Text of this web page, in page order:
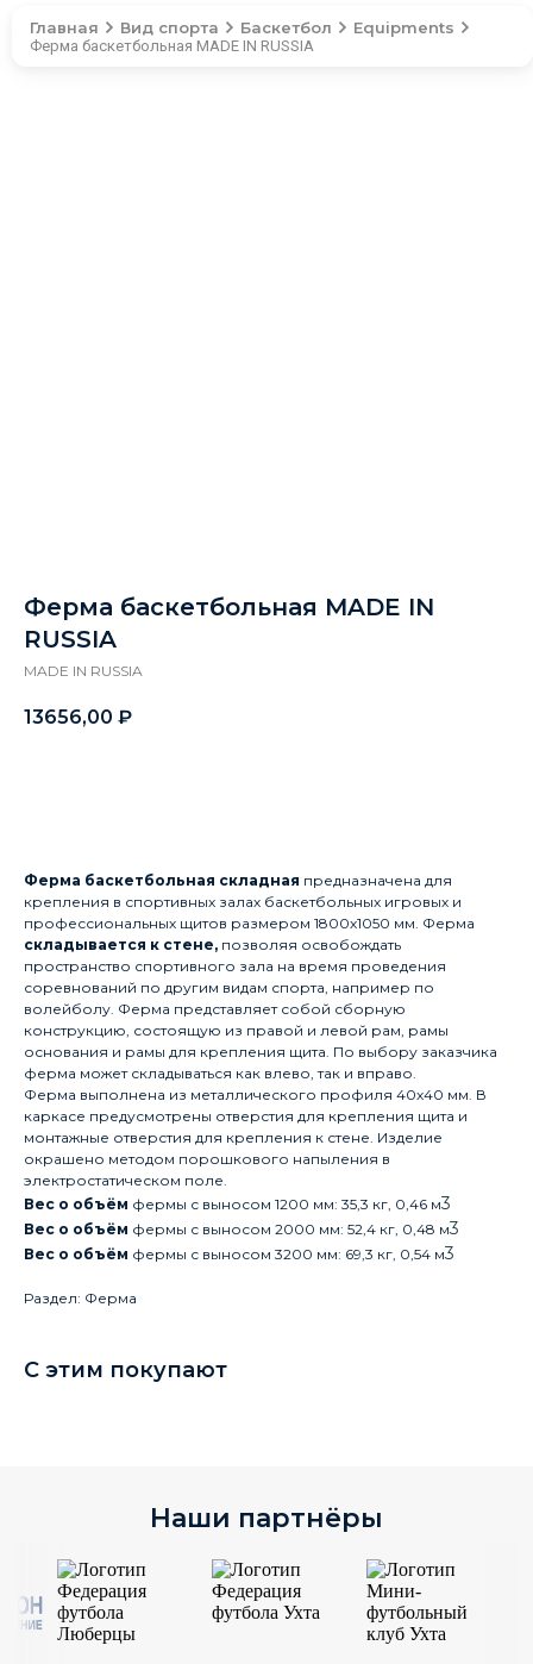
Главная Вид спорта Баскетбол Equipments
Ферма баскетбольная MADE IN RUSSIA
Ферма баскетбольная MADE IN
RUSSIA
MADE IN RUSSIA
13656,00 ₽
Ферма баскетбольная складная предназначена для
крепления в спортивных залах баскетбольных игровых и
профессиональных щитов размером 1800х1050 мм. Ферма
складывается к стене, позволяя освобождать
пространство спортивного зала на время проведения
соревнований по другим видам спорта, например по
волейболу. Ферма представляет собой сборную
конструкцию, состоящую из правой и левой рам, рамы
основания и рамы для крепления щита. По выбору заказчика
ферма может складываться как влево, так и вправо.
Ферма выполнена из металлического профиля 40х40 мм. В
каркасе предусмотрены отверстия для крепления щита и
монтажные отверстия для крепления к стене. Изделие
окрашено методом порошкового напыления в
электростатическом поле.
Вес о объём фермы с выносом 1200 мм: 35,3 кг, 0,46 м3
Вес о объём фермы с выносом 2000 мм: 52,4 кг, 0,48 м3
Вес о объём фермы с выносом 3200 мм: 69,3 кг, 0,54 м3
Раздел: Ферма
С этим покупают
Наши партнёры